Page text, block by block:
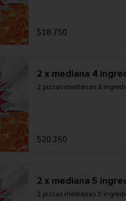
$18.750
2 x mediana 4
2 pizzas medianas 4
$20.350
2 x mediana 5
2 pizzas medianas 5